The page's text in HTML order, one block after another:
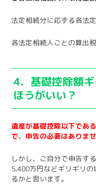
法定相続分に応ずる各法
各法定相続人ごとの算出
4．基礎控除額
ほうがいい？
遺産が基礎控除以下であ
で、申告の必要はありま
しかし、ご自分で申告す
5,400万円などギリギリ
るかと思います。